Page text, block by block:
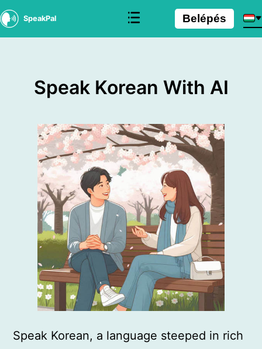
SpeakPal Belépés
Speak Korean With AI
Speak Korean, a language steeped in rich